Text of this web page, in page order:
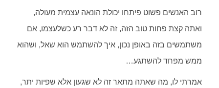
רוב האנשים פשוט פיתחו יכולת הונאה עצמית מעולה,
ואתה קצת פחות טוב הזה, זה לא דבר רע כשלעצמו, אם
משתמשים בזה באופן נכון, איך להשתמש הוא שאל, ושהוא
ממש מפחד להשתגע…
אמרתי לו, מה שאתה מתאר זה לא שגעון אלא שפיות יתר,